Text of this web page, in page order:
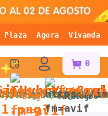
Plaza Agora Vivanda
0
Blog Catálogos